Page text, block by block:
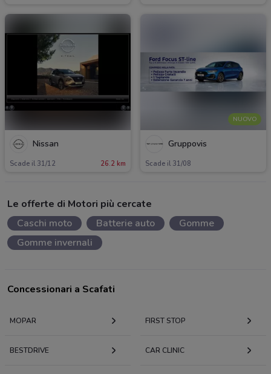
Nissan
Scade il 31/12 26.2 km
NUOVO
Gruppovis
Scade il 31/08
Le offerte di Motori più cercate
Caschi moto
Batterie auto
Gomme
Gomme invernali
Concessionari a Scafati
MOPAR FIRST STOP
BESTDRIVE CAR CLINIC